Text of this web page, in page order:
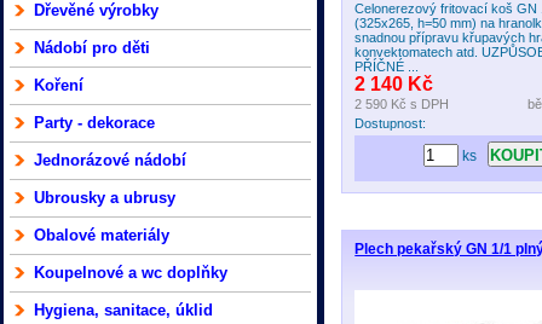
Dřevěné výrobky
Nádobí pro děti
Koření
Party - dekorace
Jednorázové nádobí
Ubrousky a ubrusy
Obalové materiály
Koupelnové a wc doplňky
Hygiena, sanitace, úklid
Celonerezový fritovací koš GN
(325x265, h=50 mm) na
snadnou přípravu křupavých
konvektomatech atd.
PŘÍČNÉ ...
2 140 Kč
2 590 Kč s DPH
Dostupnost:
ks
Plech pekařský GN 1/1